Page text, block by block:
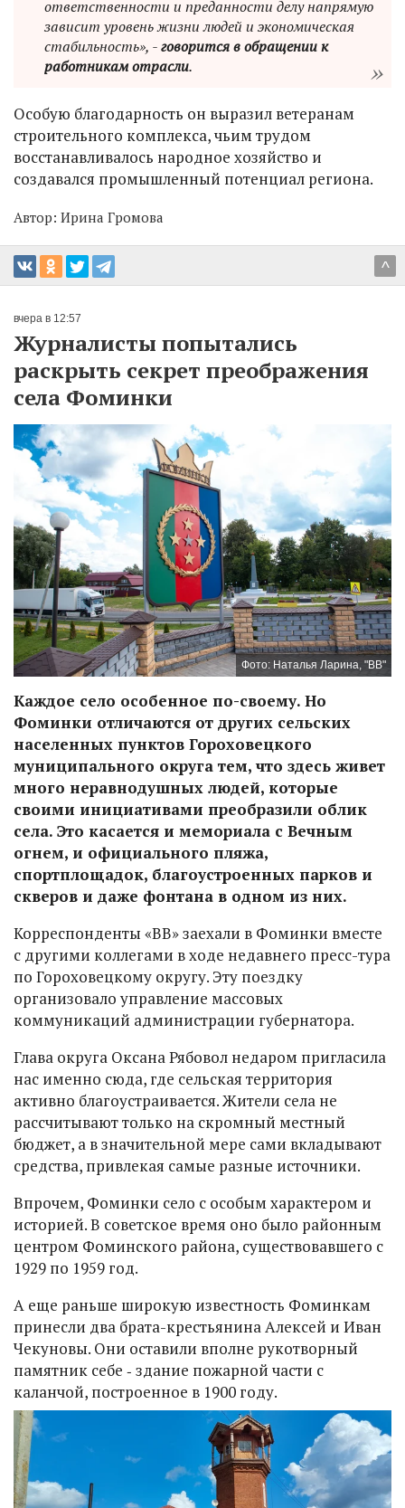
ответственности и преданности делу напрямую
зависит уровень жизни людей и экономическая
стабильность», -говорится в обращении к
работникам отрасли.
Особую благодарность он выразил ветеранам
строительного комплекса, чьим трудом
восстанавливалось народное хозяйство и
создавался промышленный потенциал региона.
Автор: Ирина Громова
^
вчера в 12:57
Журналисты попытались
раскрыть секрет преображения
села Фоминки
Фото: Наталья Ларина, "ВВ"
Каждое село особенное по-своему. Но
Фоминки отличаются от других сельских
населенных пунктов Гороховецкого
муниципального округа тем, что здесь живет
много неравнодушных людей, которые
своими инициативами преобразили облик
села. Это касается и мемориала с Вечным
огнем, и официального пляжа,
спортплощадок, благоустроенных парков и
скверов и даже фонтана в одном из них.
Корреспонденты «ВВ» заехали в Фоминки вместе
с другими коллегами в ходе недавнего пресс-тура
по Гороховецкому округу. Эту поездку
организовало управление массовых
коммуникаций администрации губернатора.
Глава округа Оксана Рябовол недаром пригласила
нас именно сюда, где сельская территория
активно благоустраивается. Жители села не
рассчитывают только на скромный местный
бюджет, а в значительной мере сами вкладывают
средства, привлекая самые разные источники.
Впрочем, Фоминки село с особым характером и
историей. В советское время оно было районным
центром Фоминского района, существовавшего с
1929 по 1959 год.
А еще раньше широкую известность Фоминкам
принесли два брата-крестьянина Алексей и Иван
Чекуновы. Они оставили вполне рукотворный
памятник себе ‑ здание пожарной части с
каланчой, построенное в 1900 году.